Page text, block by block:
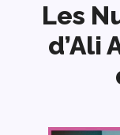
Les
d’Ali